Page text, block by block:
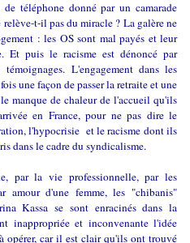
téléphone donné par un camarade
t-il pas du miracle ? La galère ne
: les OS sont mal payés et leur
Et puis le racisme est dénoncé par
L'engagement dans les
une façon de passer la retraite et une
manque de chaleur de l'accueil qu'ils
en France, pour ne pas dire le
l'hypocrisie et le racisme dont ils
dans le cadre du syndicalisme.
par la vie professionnelle, par les
amour d'une femme, les "chibanis"
Kassa se sont enracinés dans la
inappropriée et inconvenante l'idée
opérer, car il est clair qu'ils ont trouvé